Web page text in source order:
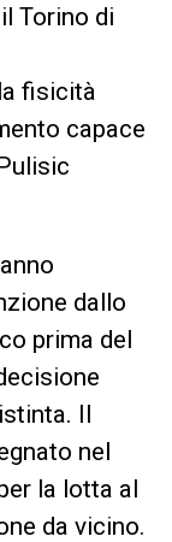
Torino di
fisicità
capace
dallo
prima del
Il
nel
la lotta al
da vicino.